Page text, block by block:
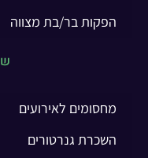
הפקות בר/בת מצווה
מחסומים לאירועים
השכרת גנרטורים